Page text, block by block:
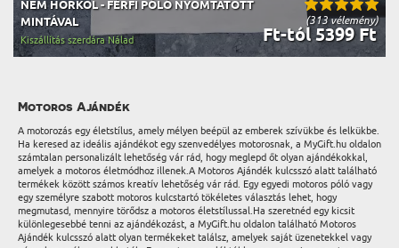
(313 vélemény)
NEM HORKOL - FÉRFI PÓLÓ NYOMTATOTT
MINTÁVAL
Ft-tól 5399 Ft
Kiszállítás szerdára Nálad
Motoros Ajándék
A motorozás egy életstílus, amely mélyen beépül az emberek szívükbe és lelkükbe.
Ha keresed az ideális ajándékot egy szenvedélyes motorosnak, a MyGift.hu oldalon
számtalan personalizált lehetőség vár rád, hogy meglepd őt olyan ajándékokkal,
amelyek a motoros életmódhoz illenek.A Motoros Ajándék kulcsszó alatt található
termékek között számos kreatív lehetőség vár rád. Egy egyedi motoros póló vagy
egy személyre szabott motoros kulcstartó tökéletes választás lehet, hogy
megmutasd, mennyire törődsz a motoros életstílussal.Ha szeretnéd egy kicsit
különlegesebbé tenni az ajándékozást, a MyGift.hu oldalon található Motoros
Ajándék kulcsszó alatt olyan termékeket találsz, amelyek saját üzenetekkel vagy